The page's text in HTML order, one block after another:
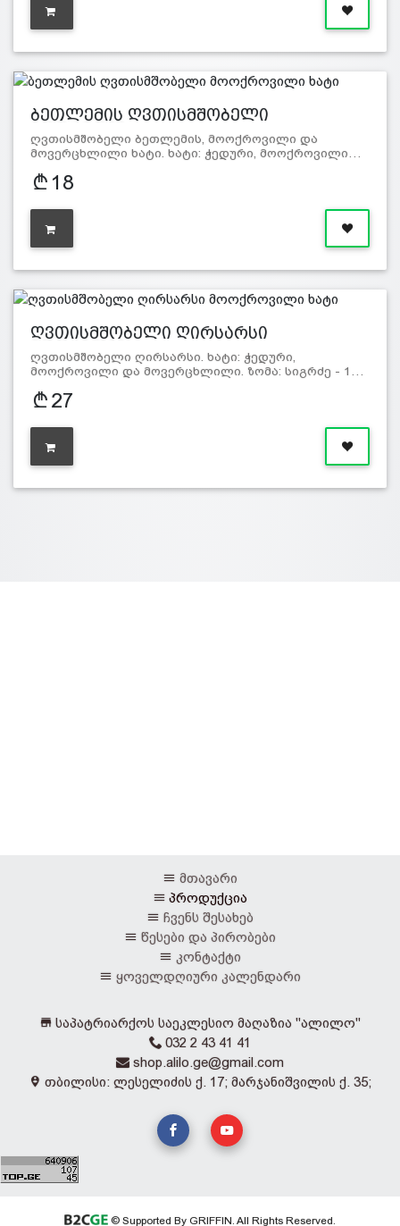
ბეთლემის ღვთისმშობელი
ღვთისმშობელი ბეთლემის, მოოქროვილი და
მოვერცხლილი ხატი. ხატი: ჭედური, მოოქროვილი…
18
ღვთისმშობელი ღირსარსი
ღვთისმშობელი ღირსარსი. ხატი: ჭედური,
მოოქროვილი და მოვერცხლილი. ზომა: სიგრძე - 1…
27
მთავარი
პროდუქცია
ჩვენს შესახებ
წესები და პირობები
კონტაქტი
ყოველდღიური კალენდარი
საპატრიარქოს საეკლესიო მაღაზია "ალილო"
032 2 43 41 41
shop.alilo.ge@gmail.com
თბილისი: ლესელიძის ქ. 17; მარჯანიშვილის ქ. 35;
© Supported By GRIFFIN. All Rights Reserved.